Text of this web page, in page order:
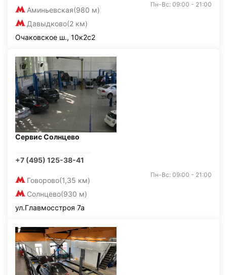
Аминьевская(980 м)
Давыдково(2 км)
Пн-Вс: 09:00 - 21:00
Очаковское ш., 10к2с2
Сервис Солнцево
+7 (495) 125-38-41
Говорово(1,35 км)
Солнцево(930 м)
Пн-Вс: 09:00 - 21:00
ул.Главмосстроя 7а